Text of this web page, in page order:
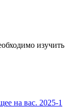
изучить
на вас. 2025-1